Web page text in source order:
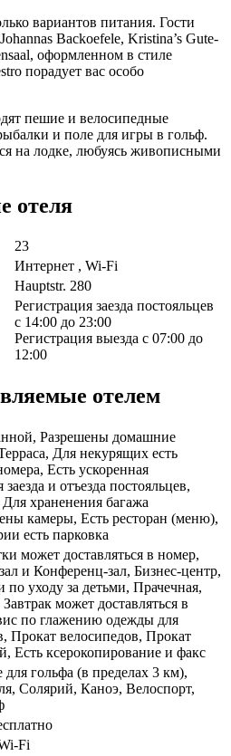
вариантов питания. Гости
Backoefele, Kristina’s Gute-
оформленном в стиле
порадует вас особо
пешие и велосипедные
и поле для игры в гольф.
на лодке, любуясь живописными
отеля
23
Интернет , Wi-Fi
Hauptstr. 280
Регистрация заезда постояльцев
с 14:00 до 23:00
Регистрация выезда с 07:00 до
12:00
отелем
Разрешены домашние
Для некурящих есть
Есть ускоренная
заезда и отъезда постояльцев,
храненения багажа
камеры, Есть ресторан (меню),
есть парковка
может доставляться в номер,
и Конференц-зал, Бизнес-центр,
по уходу за детьми, Прачечная,
может доставляться в
по глажению одежды для
Прокат велосипедов, Прокат
Есть ксерокопирование и факс
гольфа (в пределах 3 км),
Солярий, Каноэ, Велоспорт,
Fi